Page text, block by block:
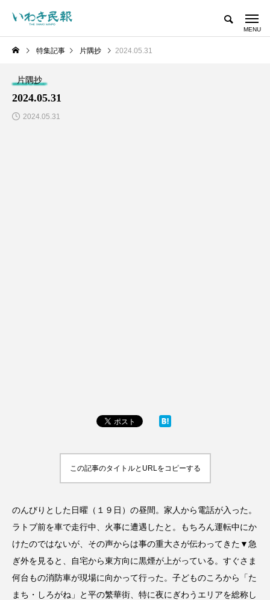
特集記事 片隅抄 2024.05.31
片隅抄
2024.05.31
2024.05.31
この記事のタイトルとURLをコピーする
のんびりとした日曜（１９日）の昼間。家人から電話が入った。
ラトブ前を車で走行中、火事に遭遇したと。もちろん運転中にか
けたのではないが、その声からは事の重大さが伝わってきた▼急
ぎ外を見ると、自宅から東方向に黒煙が上がっている。すぐさま
何台もの消防車が現場に向かって行った。子どものころから「た
まち・しろがね」と平の繁華街、特に夜にぎわうエリアを総称し